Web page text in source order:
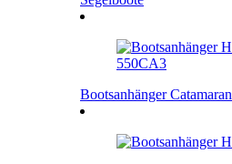
Bootsanhänger Catamaran